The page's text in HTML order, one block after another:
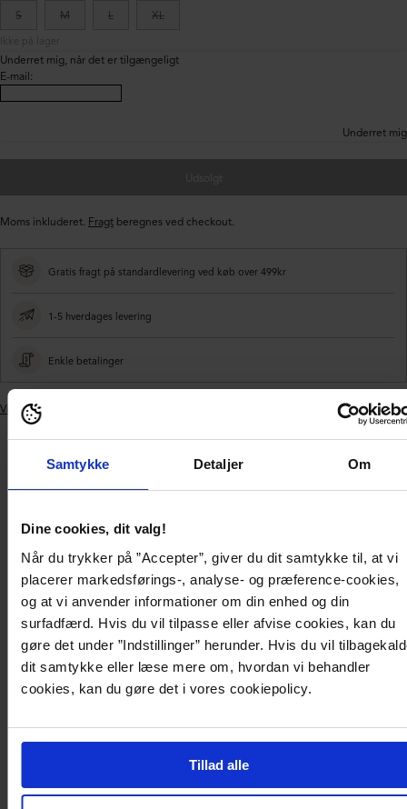
Samtykke Detaljer Om
Dine cookies, dit valg!
Når du trykker på ”Accepter”, giver du dit samtykke til, at vi
placerer markedsførings-, analyse- og præference-cookies,
og at vi anvender informationer om din enhed og din
surfadfærd. Hvis du vil tilpasse eller afvise cookies, kan du
gøre det under ”Indstillinger” herunder. Hvis du vil
dit samtykke eller læse mere om, hvordan vi behandler
cookies, kan du gøre det i vores cookiepolicy.
Tillad alle
S M L XL
Underret mig, når det er tilgængeligt
E-mail:
Underret mig
Moms inkluderet. Fragt beregnes ved checkout.
Gratis fragt på standardlevering ved køb over 499kr
1-5 hverdages levering
Enkle betalinger
Vis lignende produkter
Lægger
produkt
kurv
Product
Product description
Flotte, klassiske handsker i skind fra PIECES.
Levering og betaling